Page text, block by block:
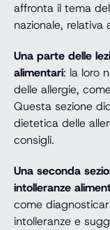
affronta il tema
nazionale, relativa
Una parte delle
alimentari: la loro
delle allergie,
Questa sezione
dietetica delle
consigli.
Una seconda
intolleranze
come
intolleranze e